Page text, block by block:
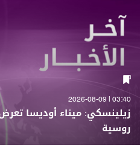
03:40 | 2026-08-09
زيلينسكي: ميناء أوديسا
روسية